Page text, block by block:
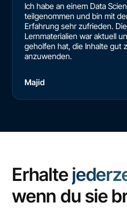
Ich habe an einem Data
teilgenommen und bin mit
Erfahrung sehr zufrieden.
Lernmaterialien war aktuell
geholfen hat, die Inhalte gut
anzuwenden.
Majid
Erhalte
wenn du sie